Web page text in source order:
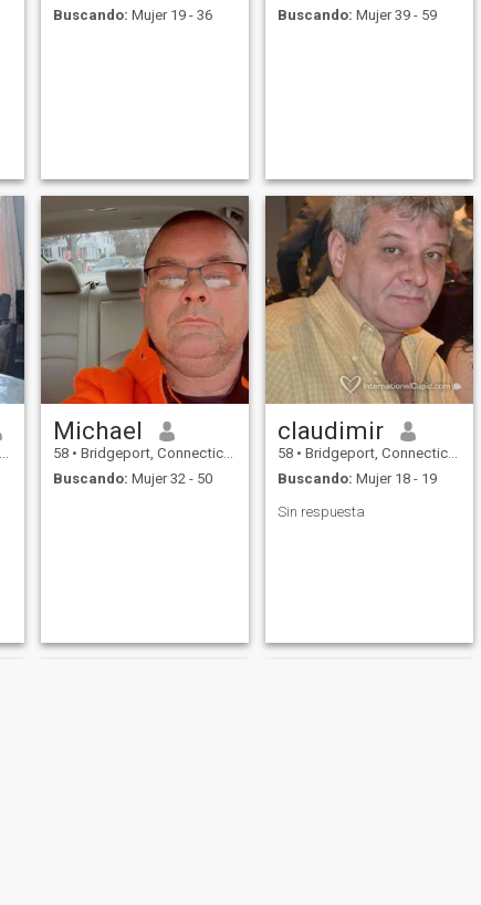
Buscando: Mujer 19 - 36
Buscando: Mujer 39 - 59
Michael
58 • Bridgeport, Connecticut, Estados Unidos
Buscando: Mujer 32 - 50
claudimir
58 • Bridgeport, Connecticut, Estados Unidos
Buscando: Mujer 18 - 19
Sin respuesta